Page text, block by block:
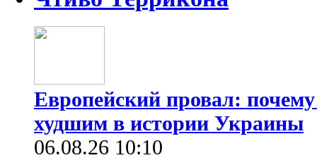
Европейский провал:
худшим в истории Украины
06.08.26 10:10